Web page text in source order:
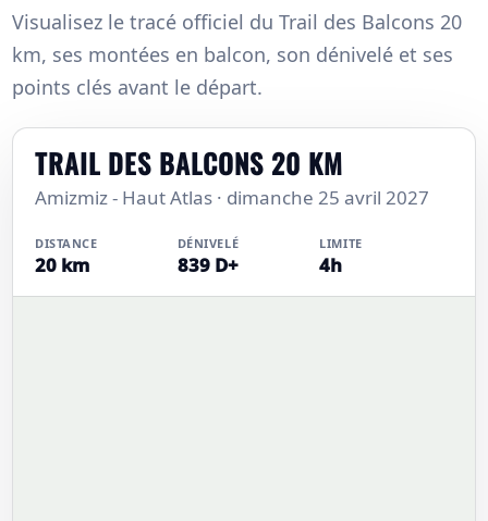
Visualisez le tracé officiel du Trail des Balcons 20
km, ses montées en balcon, son dénivelé et ses
points clés avant le départ.
TRAIL DES BALCONS 20 KM
Amizmiz - Haut Atlas · dimanche 25 avril 2027
DISTANCE
20 km
DÉNIVELÉ
839 D+
LIMITE
4h